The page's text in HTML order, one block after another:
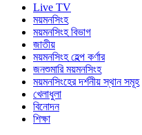
Live TV
ময়মনসিংহ
ময়মনসিংহ বিভাগ
জাতীয়
ময়মনসিংহ হেল্প কর্ণার
জনশুমারি ময়মনসিংহ
ময়মনসিংহের দর্শনীয় স্থান সমূহ
খেলাধুলা
বিনোদন
শিক্ষা